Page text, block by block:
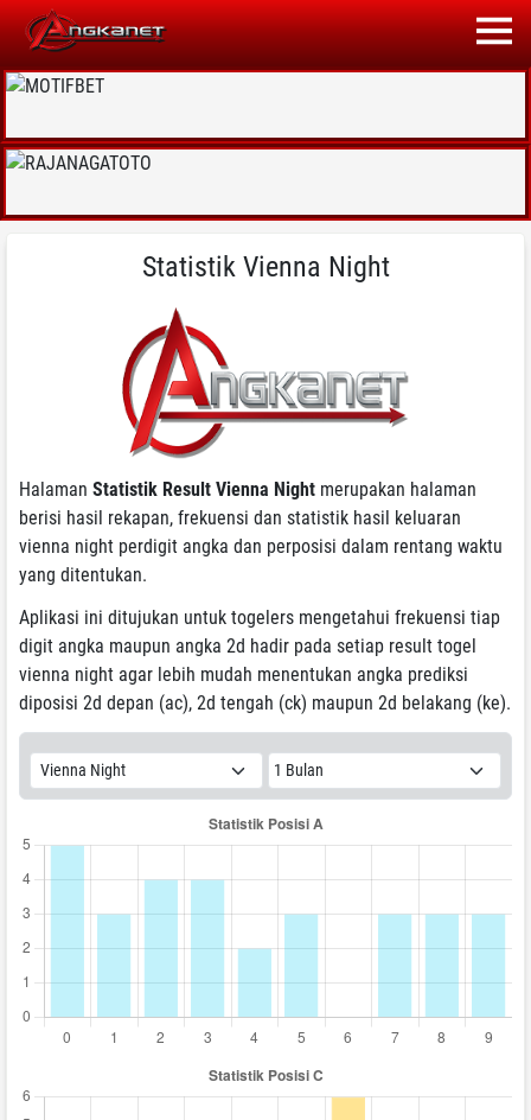
Statistik Vienna Night
Halaman Statistik Result Vienna Night merupakan halaman
berisi hasil rekapan, frekuensi dan statistik hasil keluaran
vienna night perdigit angka dan perposisi dalam rentang waktu
yang ditentukan.
Aplikasi ini ditujukan untuk togelers mengetahui frekuensi tiap
digit angka maupun angka 2d hadir pada setiap result togel
vienna night agar lebih mudah menentukan angka prediksi
diposisi 2d depan (ac), 2d tengah (ck) maupun 2d belakang (ke).